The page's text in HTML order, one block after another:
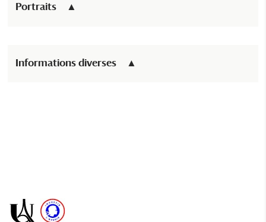
Portraits
Informations diverses